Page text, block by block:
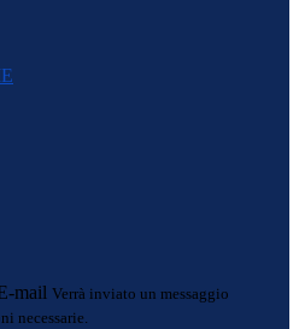
mail Verrà inviato un messaggio
necessarie.